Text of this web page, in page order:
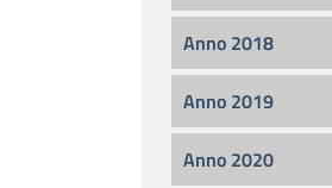
Anno 2018
Anno 2019
Anno 2020